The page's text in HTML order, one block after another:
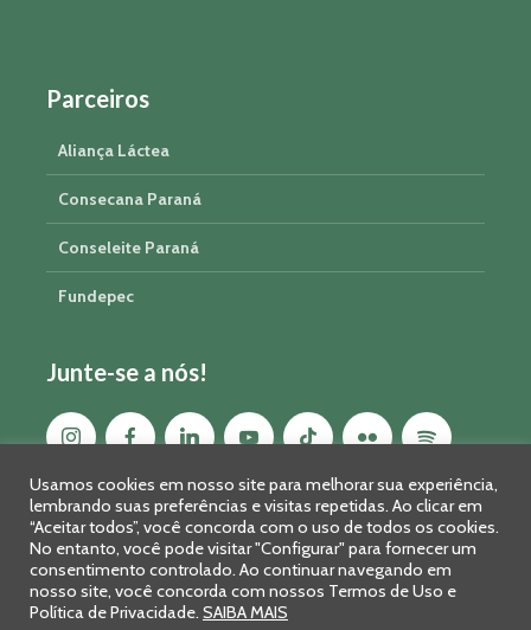
Parceiros
Aliança Láctea
Consecana Paraná
Conseleite Paraná
Fundepec
Junte-se a nós!
Sistema FAEP/SENAR-PR © 2026 · R. Marechal Deodoro, 450, 14º
Usamos cookies em nosso site para melhorar sua experiência,
lembrando suas preferências e visitas repetidas. Ao clicar em
“Aceitar todos”, você concorda com o uso de todos os cookies.
No entanto, você pode visitar "Configurar" para fornecer um
consentimento controlado. Ao continuar navegando em
nosso site, você concorda com nossos Termos de Uso e
Política de Privacidade. SAIBA MAIS